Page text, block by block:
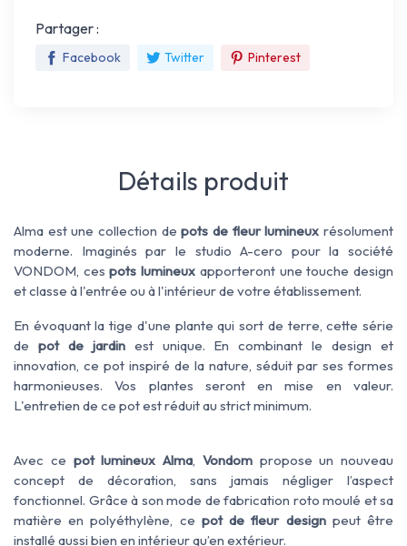
Partager :
Facebook Twitter Pinterest
Détails produit
Alma est une collection depots de fleur lumineux résolument
moderne. Imaginés par le studio A-cero pour la société
VONDOM, cespots lumineux apporteront une touche design
et classe à l'entrée ou à l'intérieur de votre établissement.
En évoquant la tige d'une plante qui sort de terre, cette série
de pot de jardinest unique. En combinant le design et
innovation, ce pot inspiré de la nature, séduit par ses formes
harmonieuses. Vos plantes seront en mise en valeur.
L'entretien de ce pot est réduit au strict minimum.
Avec ce pot lumineux Alma, Vondompropose un nouveau
concept de décoration, sans jamais négliger l’aspect
fonctionnel. Grâce à son mode de fabrication roto moulé et sa
matière en polyéthylène, ce pot de fleur designpeut être
installé aussi bien en intérieur qu’en extérieur.